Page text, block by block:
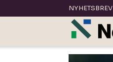
NYHETSBREV